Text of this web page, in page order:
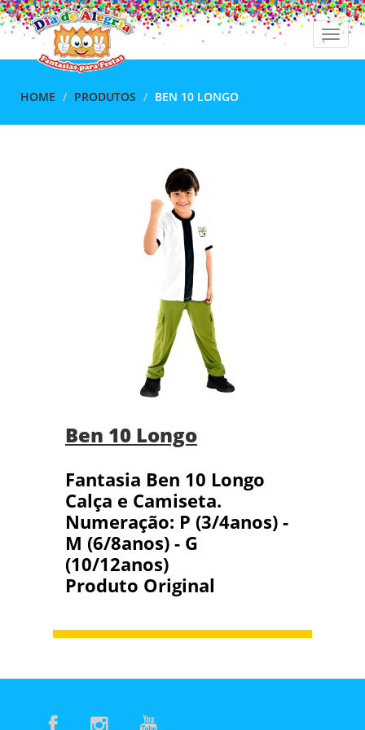
Toggle
HOME PRODUTOS BEN 10 LONGO
Ben 10 Longo
Fantasia Ben 10 Longo
Calça e Camiseta.
Numeração: P (3/4anos) -
M (6/8anos) - G
(10/12anos)
Produto Original